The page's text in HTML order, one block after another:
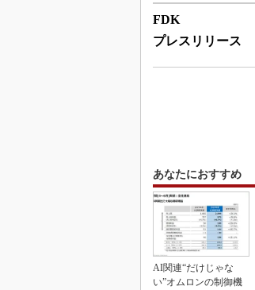
FDK
プレスリリース
あなたにおすすめ
AI関連“だけじゃな
い”オムロンの制御機